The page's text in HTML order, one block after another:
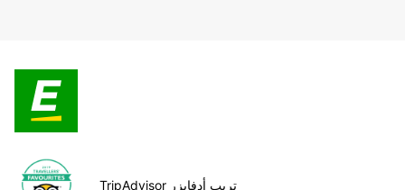
TripAdvisor تريب أدفايزر